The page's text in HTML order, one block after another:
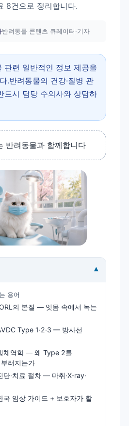
8건으로 정리합니다.
반려동물 콘텐츠 큐레이터·기자
관련 일반적인 정보 제공을
.반려동물의 건강·질병 관
드시 담당 수의사와 상담하
반려동물과 함께합니다
▾
용어
의 본질 — 잇몸 속에서 녹는
Type 1·2·3 — 방사선
체역학 — 왜 Type 2를
러지는가
단·치료 절차 — 마취·X-ray·
국 임상 가이드 + 보호자가 할